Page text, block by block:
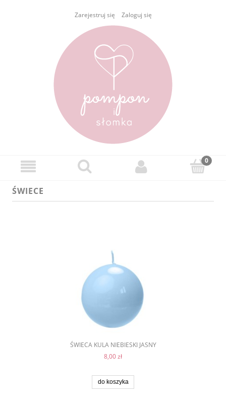
Zarejestruj się Zaloguj się
ŚWIECE
ŚWIECA KULA NIEBIESKI JASNY
8,00 zł
do koszyka